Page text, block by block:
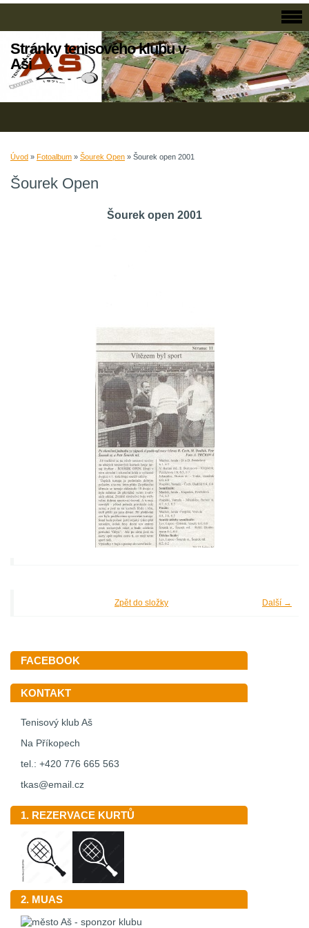
Stránky tenisového klubu v
Aši
Úvod » Fotoalbum » Šourek Open » Šourek open 2001
Šourek Open
Šourek open 2001
Další →
Zpět do složky
FACEBOOK
KONTAKT
Tenisový klub Aš
Na Příkopech
tel.: +420 776 665 563
tkas@email.cz
1. REZERVACE KURTŮ
2. MUAS